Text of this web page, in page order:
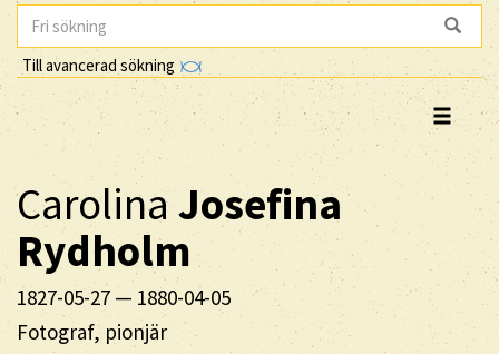
Till avancerad sökning
CarolinaJosefina
Rydholm
1827-05-27 — 1880-04-05
Fotograf, pionjär